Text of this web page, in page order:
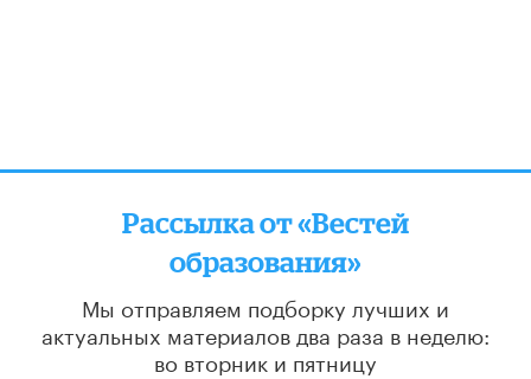
Рассылка от «Вестей
образования»
Мы отправляем подборку лучших и
актуальных материалов два раза в неделю:
во вторник и пятницу